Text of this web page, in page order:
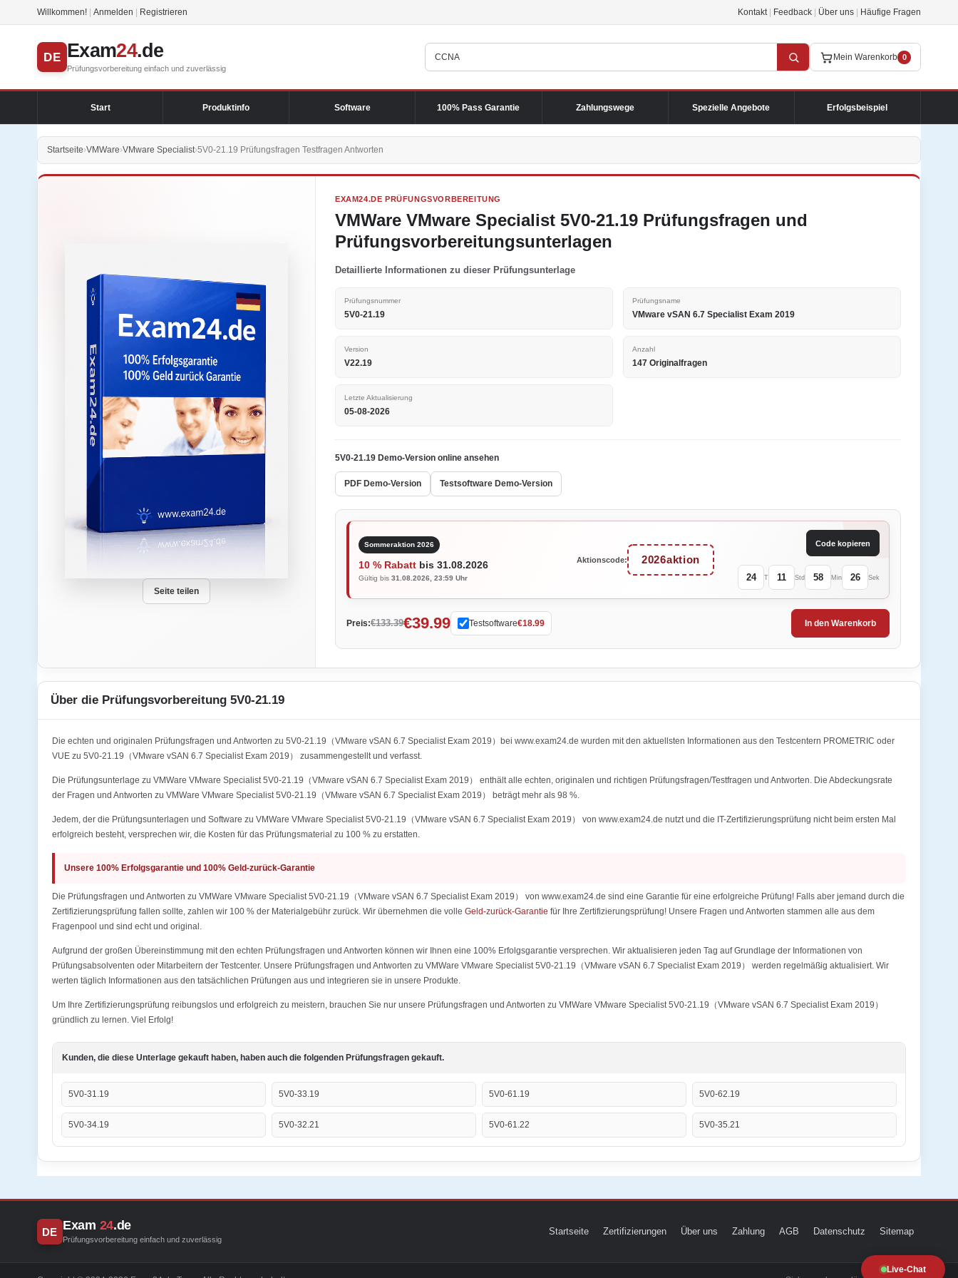
Willkommen! Anmelden Registrieren Kontakt Feedback Über uns Häufige Fragen
DE Exam24.de
Prüfungsvorbereitung einfach und zuverlässig
Mein Warenkorb 0
Start Produktinfo Software 100% Pass Garantie Zahlungswege Spezielle Angebote Erfolgsbeispiel
Live-Chat
Startseite›VMWare›VMware Specialist›5V0-21.19 Prüfungsfragen Testfragen Antworten
Seite teilen
EXAM24.DE PRÜFUNGSVORBEREITUNG
VMWare VMware Specialist 5V0-21.19 Prüfungsfragen und
Prüfungsvorbereitungsunterlagen
Detaillierte Informationen zu dieser Prüfungsunterlage
Prüfungsnummer
5V0-21.19
Prüfungsname
VMware vSAN 6.7 Specialist Exam 2019
Version
V22.19
Anzahl
147 Originalfragen
Letzte Aktualisierung
05-08-2026
5V0-21.19 Demo-Version online ansehen
PDF Demo-Version Testsoftware Demo-Version
Sommeraktion 2026
10 % Rabatt bis 31.08.2026
Gültig bis 31.08.2026, 23:59 Uhr
Aktionscode: 2026aktion
Code kopieren
24 T 11 Std 58 Min 26 Sek
Preis:€133.39€39.99 Testsoftware€18.99 In den Warenkorb
Über die Prüfungsvorbereitung 5V0-21.19
Die echten und originalen Prüfungsfragen und Antworten zu 5V0-21.19（VMware vSAN 6.7 Specialist Exam 2019）bei www.exam24.de wurden mit den aktuellsten Informationen aus den Testcentern PROMETRIC oder
VUE zu 5V0-21.19（VMware vSAN 6.7 Specialist Exam 2019） zusammengestellt und verfasst.
Die Prüfungsunterlage zu VMWare VMware Specialist 5V0-21.19（VMware vSAN 6.7 Specialist Exam 2019） enthält alle echten, originalen und richtigen Prüfungsfragen/Testfragen und Antworten. Die Abdeckungsrate
der Fragen und Antworten zu VMWare VMware Specialist 5V0-21.19（VMware vSAN 6.7 Specialist Exam 2019） beträgt mehr als 98 %.
Jedem, der die Prüfungsunterlagen und Software zu VMWare VMware Specialist 5V0-21.19（VMware vSAN 6.7 Specialist Exam 2019） von www.exam24.de nutzt und die IT-Zertifizierungsprüfung nicht beim ersten Mal
erfolgreich besteht, versprechen wir, die Kosten für das Prüfungsmaterial zu 100 % zu erstatten.
Unsere 100% Erfolgsgarantie und 100% Geld-zurück-Garantie
Die Prüfungsfragen und Antworten zu VMWare VMware Specialist 5V0-21.19（VMware vSAN 6.7 Specialist Exam 2019） von www.exam24.de sind eine Garantie für eine erfolgreiche Prüfung! Falls aber jemand durch die
Zertifizierungsprüfung fallen sollte, zahlen wir 100 % der Materialgebühr zurück. Wir übernehmen die volle Geld-zurück-Garantie für Ihre Zertifizierungsprüfung! Unsere Fragen und Antworten stammen alle aus dem
Fragenpool und sind echt und original.
Aufgrund der großen Übereinstimmung mit den echten Prüfungsfragen und Antworten können wir Ihnen eine 100% Erfolgsgarantie versprechen. Wir aktualisieren jeden Tag auf Grundlage der Informationen von
Prüfungsabsolventen oder Mitarbeitern der Testcenter. Unsere Prüfungsfragen und Antworten zu VMWare VMware Specialist 5V0-21.19（VMware vSAN 6.7 Specialist Exam 2019） werden regelmäßig aktualisiert. Wir
werten täglich Informationen aus den tatsächlichen Prüfungen aus und integrieren sie in unsere Produkte.
Um Ihre Zertifizierungsprüfung reibungslos und erfolgreich zu meistern, brauchen Sie nur unsere Prüfungsfragen und Antworten zu VMWare VMware Specialist 5V0-21.19（VMware vSAN 6.7 Specialist Exam 2019）
gründlich zu lernen. Viel Erfolg!
Kunden, die diese Unterlage gekauft haben, haben auch die folgenden Prüfungsfragen gekauft.
5V0-31.19 5V0-33.19 5V0-61.19 5V0-62.19
5V0-34.19 5V0-32.21 5V0-61.22 5V0-35.21
DE Exam 24.de
Prüfungsvorbereitung einfach und zuverlässig
Startseite Zertifizierungen Über uns Zahlung AGB Datenschutz Sitemap